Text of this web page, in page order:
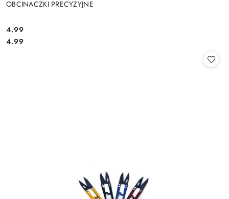
OBCINACZKI PRECYZYJNE
Cena:
4.99
Cena:
4.99